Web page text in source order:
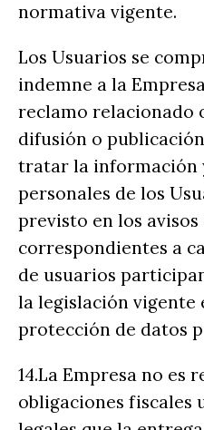
normativa vigente.
Los Usuarios se
indemne a la
reclamo relacionado
difusión o
tratar la información
personales de los
previsto en los
correspondientes a
de usuarios
la legislación vigente
protección de datos
14.La Empresa no es
obligaciones fiscales